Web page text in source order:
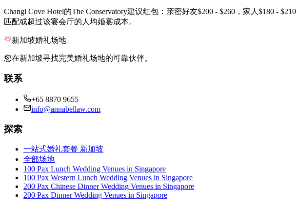
Changi Cove Hotel的The Conservatory建议红包：亲密好友$200 - $260，家人$180 -
匹配或超过该宴会厅的人均婚宴成本。
新加坡婚礼场地
您在新加坡寻找完美婚礼场地的可靠伙伴。
联系
+65 8870 9655
info@annabellaw.com
探索
一站式婚礼套餐 新加坡
全部场地
100 Pax Lunch Wedding Venues in Singapore
100 Pax Western Lunch Wedding Venues in Singapore
200 Pax Chinese Dinner Wedding Venues in Singapore
200 Pax Dinner Wedding Venues in Singapore